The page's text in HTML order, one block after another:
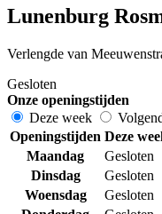
Lunenburg
Verlengde van
Gesloten
Onze openingstijden
Deze week
Openingstijden Deze
Maandag
Gesloten
Dinsdag
Gesloten
Woensdag
Gesloten